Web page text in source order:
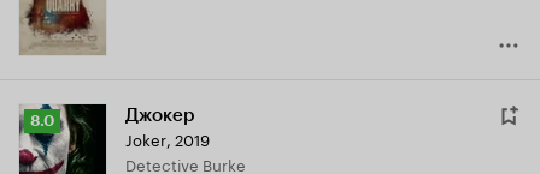
Рейтинг
Кинопоиска
8.0
8.0 Джокер
Joker, 2019
Detective Burke